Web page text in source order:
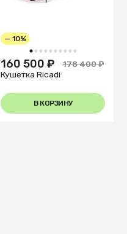
1 2 3 4 5 6 7 8 9 10
— 10%
160 500 ₽
178 400 ₽
Кушетка Ricadi
В КОРЗИНУ